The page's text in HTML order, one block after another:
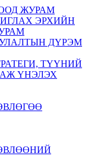
ЖУРАМ
ЭРХИЙН
ДҮРЭМ
ТҮҮНИЙ
ҮНЭЛЭХ